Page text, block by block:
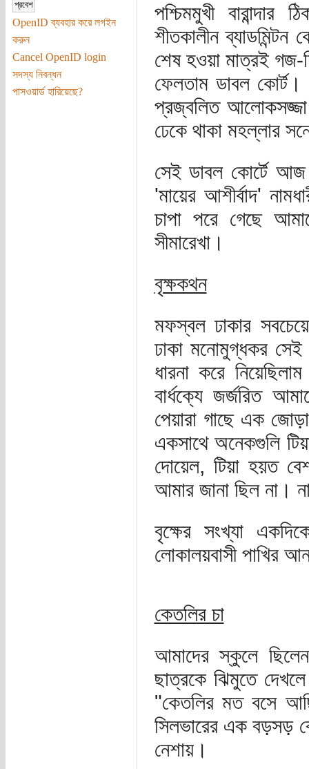
OpenID ব্যবহার করে লগইন
করুন
Cancel OpenID login
সদস্য নিবন্ধন
পাসওয়ার্ড হারিয়েছে?
পশ্চিমমুখী
শীতকালীন
শেষ হওয়া মাত্রই গজ-
ফেলতাম ডাবল
প্রজ্বলিত আলোকসজ্জা
ঢেকে থাকা মহল্লার
সেই ডাবল কোর্টে আজ
'মায়ের আশীর্বাদ'
চাপা পরে গেছে
সীমারেখা।
বৃক্ষকথন
মফস্বল ঢাকার
ঢাকা মনোমুগ্ধকর সেই
ধারনা করে
বার্ধক্যে জর্জরিত
পেয়ারা গাছে এক
একসাথে অনেকগুলি
দোয়েল, টিয়া হয়ত
আমার জানা ছিল না।
বৃক্ষের সংখ্যা
লোকালয়বাসী পাখির
কেতলির চা
আমাদের স্কুলে
ছাত্রকে ঝিমুতে
"কেতলির মত বসে
সিলভারের এক বড়সড়
নেশায়।